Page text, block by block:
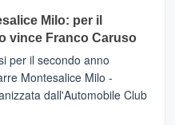
Milo: per il
vince Franco Caruso
per il secondo anno
Montesalice Milo -
dall'Automobile Club